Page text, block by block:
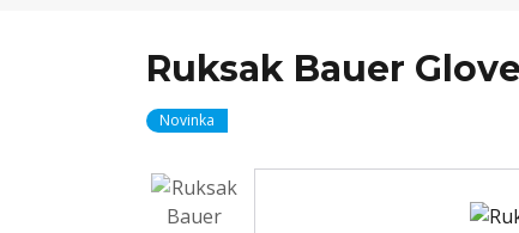
Ruksak Bauer
Novinka